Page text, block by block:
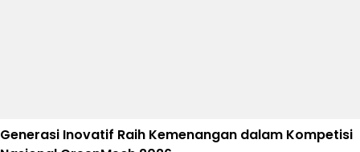
Generasi Inovatif Raih Kemenangan dalam Kompetisi